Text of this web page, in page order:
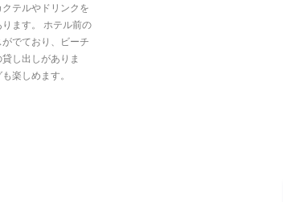
テルやドリンクを
ます。 ホテル前の
でており、ビーチ
し出しがありま
楽しめます。